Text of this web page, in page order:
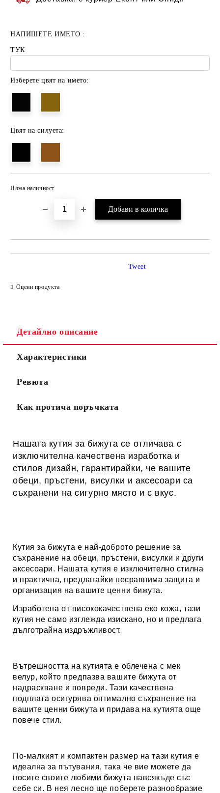
НАПИШЕТЕ ИМЕТО :
ТУК
Изберете цвят на името:
Цвят на силуета:
Няма наличност
Оцени продукта
Tweet
Детайлно описание
Характеристики
Ревюта
Как протича поръчката
Нашата кутия за бижута се отличава с
изключителна качествена изработка и
стилов дизайн, гарантирайки, че вашите
обеци, пръстени, висулки и аксесоари са
съхранени на сигурно място и с вкус.
Кутия за бижута е най-доброто решение за
съхранение на обеци, пръстени, висулки и други
аксесоари. Нашата кутия е изключително стилна
и практична, предлагайки несравнима защита и
организация на вашите ценни бижута.
Изработена от висококачествена еко кожа, тази
кутия не само изглежда изискано, но и предлага
дълготрайна издръжливост.
Вътрешността на кутията е облечена с мек
велур, който предпазва вашите бижута от
надраскване и повреди. Тази качествена
подплата осигурява оптимално съхранение на
вашите ценни бижута и придава на кутията още
повече стил.
По-малкият и компактен размер на тази кутия е
идеална за пътувания, така че вие можете да
носите своите любими бижута навсякъде със
себе си. В нея лесно ще поберете разнообразие